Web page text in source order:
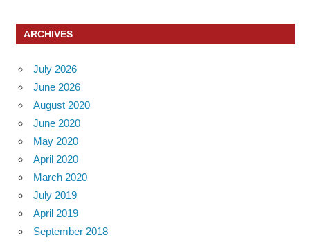
ARCHIVES
July 2026
June 2026
August 2020
June 2020
May 2020
April 2020
March 2020
July 2019
April 2019
September 2018